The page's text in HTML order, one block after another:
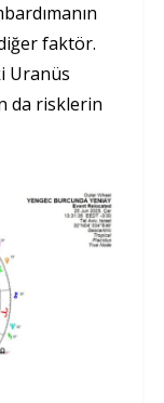
faktör.
Uranüs
da risklerin